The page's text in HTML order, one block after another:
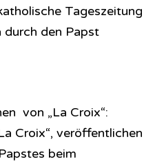
Tageszeitung
durch den Papst
von „La Croix“:
Croix“, veröffentlichen
beim